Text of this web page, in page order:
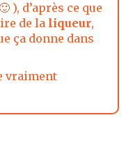
), d’après ce que
de la liqueur,
ça donne dans
vraiment